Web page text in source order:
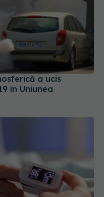
a ucis
în Uniunea